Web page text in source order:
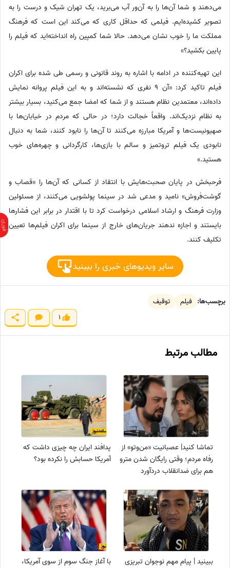
می‌دهند و شما آن‌ها را به آن‌ور آب می‌برید، یک تهران شیک و درست را به
تصویر کشیده‌ایم. فیلمی که حداقل کاری که می‌کند این است که فرهنگ
مملکت ما را خوب نشان می‌دهد. حالا شما کمپین راه انداخته‌اید که فیلم را
پایین بکشید؟»
این تهیه‌کننده در ادامه با اشاره به روند قانونی و رسمی طی شده برای اکران
فیلم تاکید کرد: «آن 9 نفری که نشسته‌اند و به این فیلم پروانه نمایش
داده‌اند، معتمدین نظام هستند و از شما که امضا جمع می‌کنید، بسیار بیشتر
به نظام نزدیک‌اند. واقعاً خجالت دارد؛ در حالی که مردم در خیابان‌ها با
صهیونیست‌ها و آمریکا مبارزه می‌کنند تا آن‌ها را نابود کنند، شما به دنبال
نابودی یک فیلم تروتمیز و سالم با بازی‌ها، کارگردانی و چهره‌های خوب
هستید.»
فرحبخش در پایان صحبت‌هایش با انتقاد از کسانی که آن‌ها را «قصاب و
گوشت‌فروش» نامید و مدعی شد در سینما پولشویی می‌کنند، از مسئولین
وزارت فرهنگ و ارشاد اسلامی درخواست کرد تا با اقتدار در برابر این فشارها
بایستند و اجازه ندهند جریان‌های خارج از سینما برای اکران فیلم‌ها تعیین
تکلیف کنند.
سایر ویدیوهای خبری را ببینید
برچسب‌ها: فیلم
توقیف
1
مطالب مرتبط
تماشا کنید| عصبانیت «من‌وتو» از
رفاه مردم؛ وقتی رایگان شدن مترو
هم برای ضدانقلاب دردآورد
پدافند ایران چه چیزی داشت که
آمریکا حسابش را نکرده بود؟
ببینید | پیام مهم نوجوان تبریزی
با آغاز جنگ سوم از سوی آمریکا،